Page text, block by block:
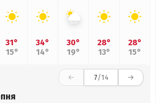
31°
15°
34°
14°
30°
19°
28°
13°
28°
15°
7/14